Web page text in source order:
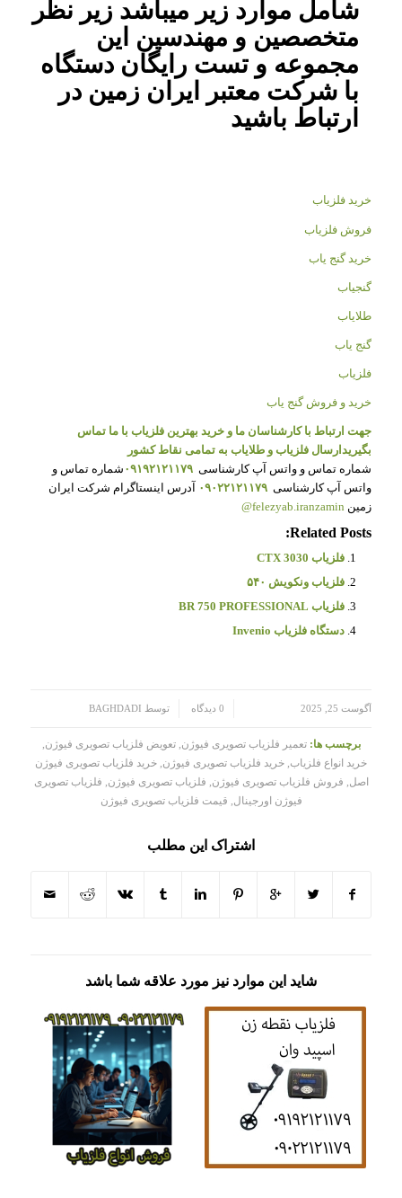
شامل موارد زیر میباشد زیر نظر
متخصصین و مهندسین این
مجموعه و تست رایگان دستگاه
با شرکت معتبر ایران زمین در
ارتباط باشید
خرید فلزیاب
فروش فلزیاب
خرید گنج یاب
گنجیاب
طلایاب
گنج یاب
فلزیاب
خرید و فروش گنج یاب
جهت ارتباط با کارشناسان ما و خرید بهترین فلزیاب با ما تماس
بگیریدارسال فلزیاب و طلایاب به تمامی نقاط کشور
شماره تماس و واتس آپ کارشناسی ۰۹۱۹۲۱۲۱۱۷۹ شماره تماس و
واتس آپ کارشناسی ۰۹۰۲۲۱۲۱۱۷۹ آدرس اینستاگرام شرکت ایران
زمین felezyab.iranzamin@
Related Posts:
فلزیاب CTX 3030
فلزیاب ونکویش ۵۴۰
فلزیاب BR 750 PROFESSIONAL
دستگاه فلزیاب Invenio
آگوست 25, 2025 0 دیدگاه توسط BAGHDADI
برچسب ها: تعمیر فلزیاب تصویری فیوژن,تعویض فلزیاب تصویری فیوژن,
خرید انواع فلزیاب, خرید فلزیاب تصویری فیوژن, خرید فلزیاب تصویری فیوژن
اصل, فروش فلزیاب تصویری فیوژن, فلزیاب تصویری فیوژن, فلزیاب تصویری
فیوژن اورجینال, قیمت فلزیاب تصویری فیوژن
اشتراک این مطلب
شاید این موارد نیز مورد علاقه شما باشد